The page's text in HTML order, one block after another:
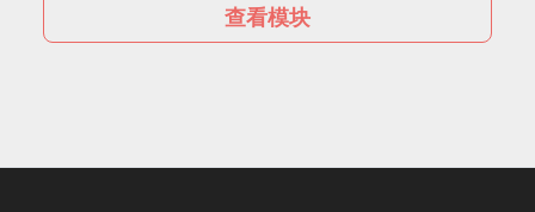
查看模块